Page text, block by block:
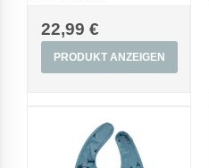
22,99 €
PRODUKT ANZEIGEN